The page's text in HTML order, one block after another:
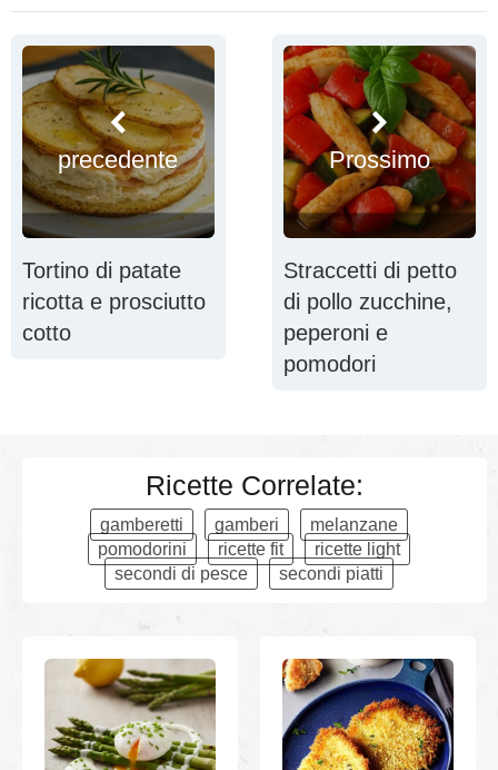
precedente
Tortino di patate
ricotta e prosciutto
cotto
Prossimo
Straccetti di petto
di pollo zucchine,
peperoni e
pomodori
Ricette Correlate:
gamberetti gamberi
melanzane
pomodorini
ricette fit
ricette light
secondi di pesce
secondi piatti